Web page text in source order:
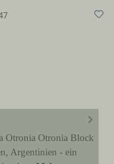
Otronia Otronia Block
Argentinien - ein